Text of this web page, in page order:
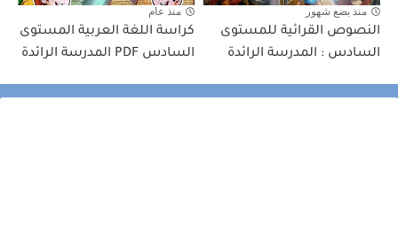
منذ بضع شهور
النصوص القرائية للمستوى
السادس : المدرسة الرائدة
منذ عام
كراسة اللغة العربية المستوى
السادس PDF المدرسة الرائدة